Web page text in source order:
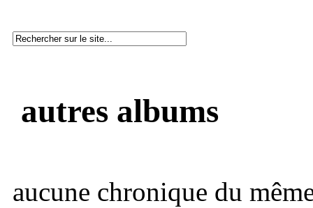
autres albums
aucune chronique du